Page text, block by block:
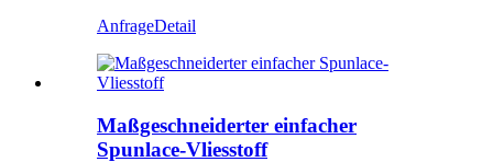
AnfrageDetail
Maßgeschneiderter einfacher
Spunlace-Vliesstoff